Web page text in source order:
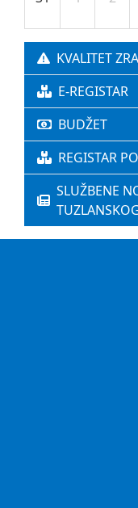
KVALITET
E-REGISTAR
BUDŽET
REGISTAR
SLUŽBENE